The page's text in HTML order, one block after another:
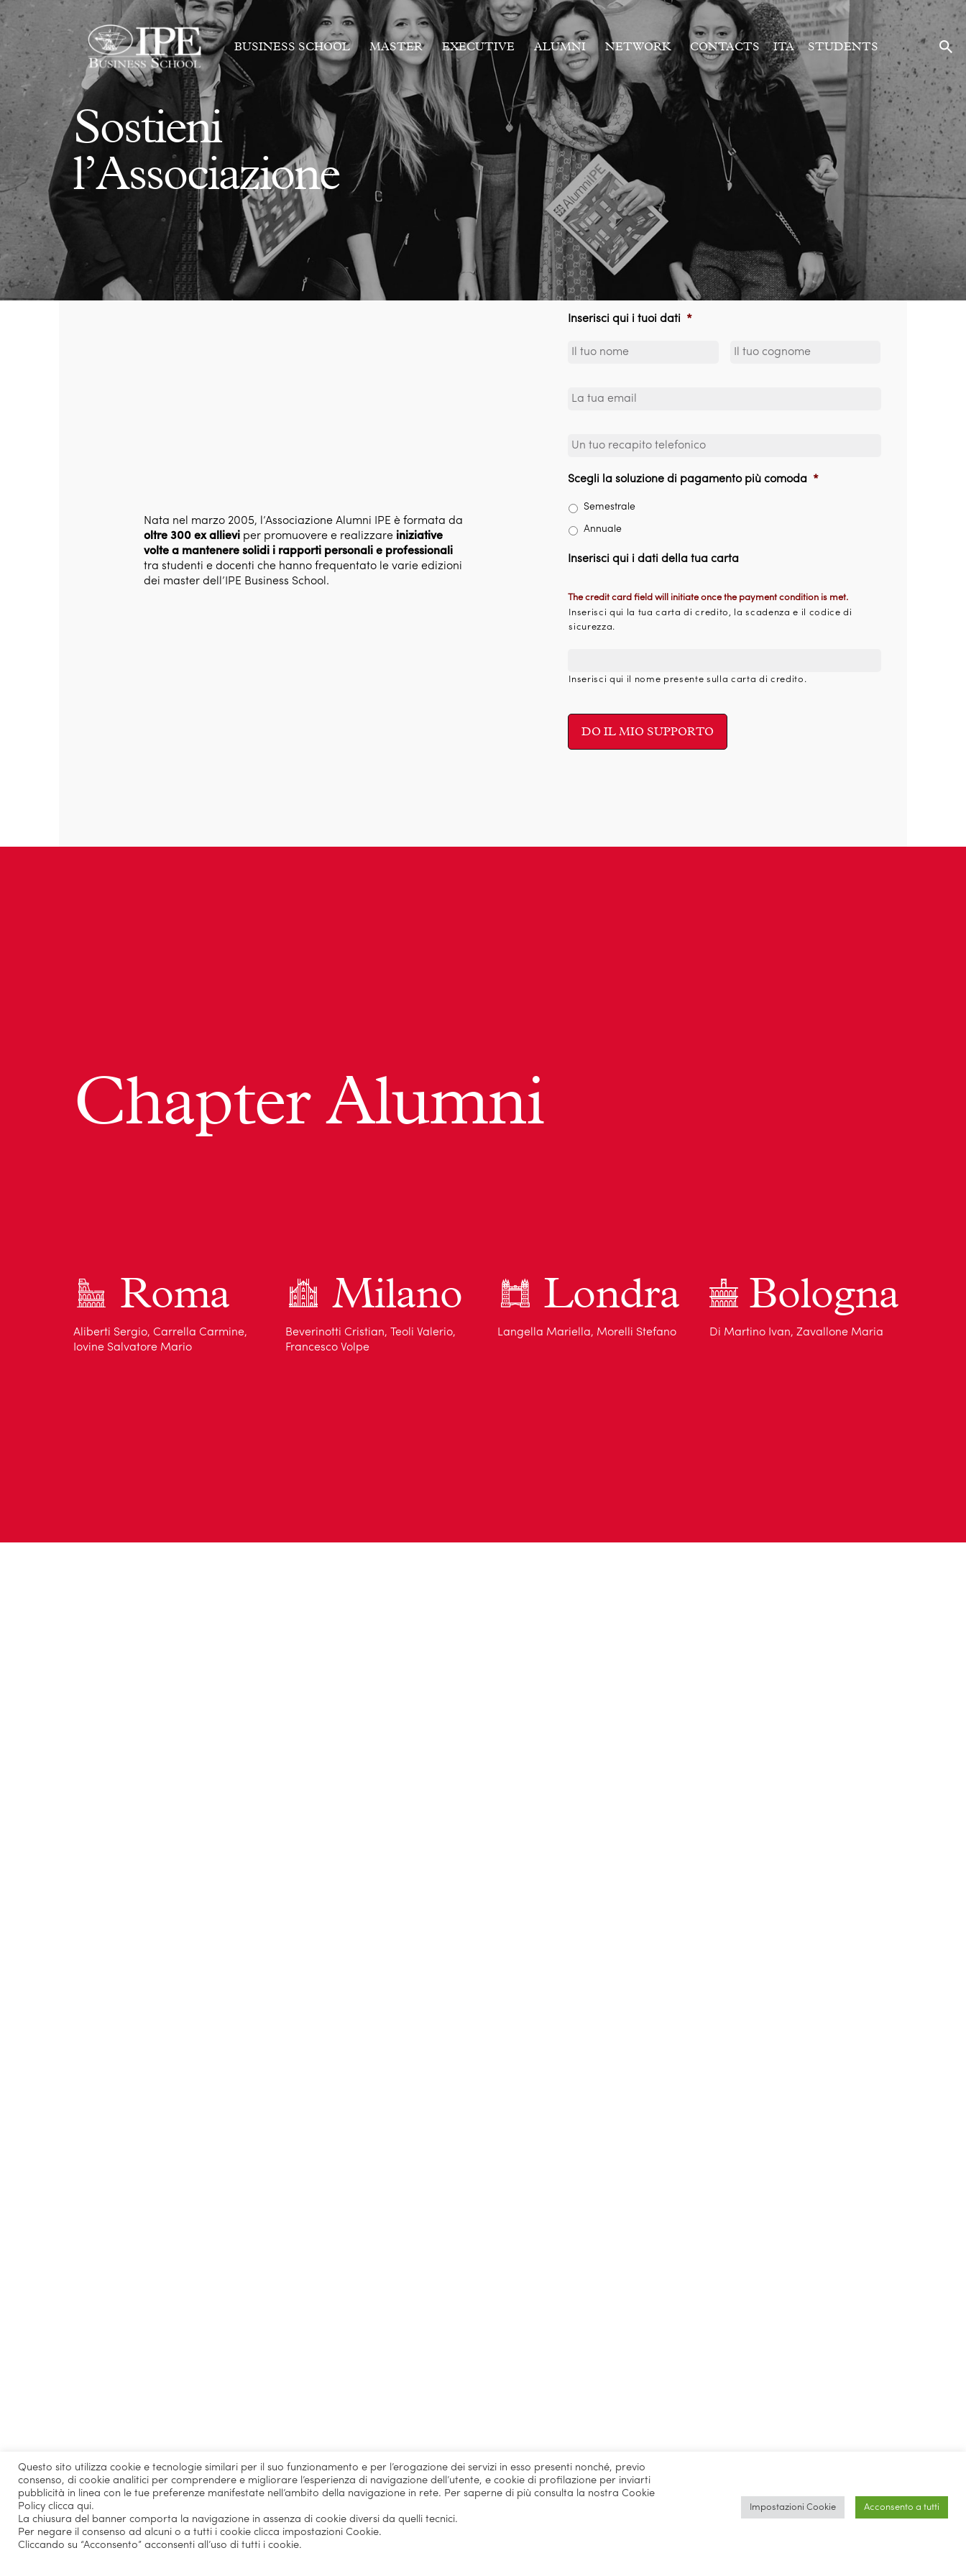
BUSINESS SCHOOL MASTER EXECUTIVE ALUMNI NETWORK CONTACTS ITA STUDENTS
Sostieni
l’Associazione
Nata nel marzo 2005, l’Associazione Alumni IPE è formata da
oltre 300 ex allievi per promuovere e realizzare iniziative
volte a mantenere solidi i rapporti personali e professionali
tra studenti e docenti che hanno frequentato le varie edizioni
dei master dell’IPE Business School.
Inserisci qui i tuoi dati *
m
e
e
o
o
Scegli la soluzione di pagamento più comoda *
Semestrale
Annuale
Inserisci qui i dati della tua carta
The credit card field will initiate once the payment condition is met.
Inserisci qui la tua carta di credito, la scadenza e il codice di
sicurezza.
Inserisci qui il nome presente sulla carta di credito.
Chapter Alumni
Roma
Aliberti Sergio, Carrella Carmine,
Iovine Salvatore Mario
Milano
Beverinotti Cristian, Teoli Valerio,
Francesco Volpe
Londra
Langella Mariella, Morelli Stefano
Bologna
Di Martino Ivan, Zavallone Maria
They talk about us
Questo sito utilizza cookie e tecnologie similari per il suo funzionamento e per l’erogazione dei servizi in esso presenti nonché, previo
consenso, di cookie analitici per comprendere e migliorare l’esperienza di navigazione dell’utente, e cookie di profilazione per inviarti
pubblicità in linea con le tue preferenze manifestate nell’ambito della navigazione in rete. Per saperne di più consulta la nostra Cookie
Policy clicca qui.
La chiusura del banner comporta la navigazione in assenza di cookie diversi da quelli tecnici.
Per negare il consenso ad alcuni o a tutti i cookie clicca impostazioni Cookie.
Cliccando su “Acconsento” acconsenti all’uso di tutti i cookie.
Impostazioni Cookie Acconsento a tutti